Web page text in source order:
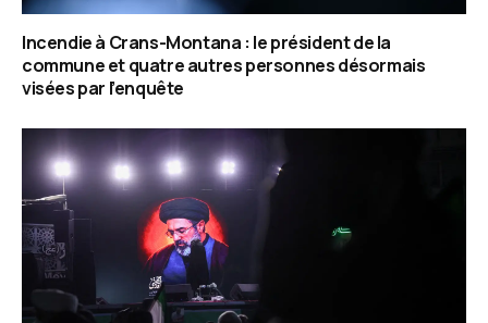
Incendie à Crans-Montana : le président de la
commune et quatre autres personnes désormais
visées par l’enquête